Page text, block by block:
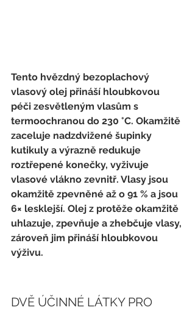
Tento hvězdný bezoplachový
vlasový olej přináší hloubkovou
péči zesvětleným vlasům s
termoochranou do 230 °C. Okamžitě
zaceluje nadzdvižené šupinky
kutikuly a výrazně redukuje
roztřepené konečky, vyživuje
vlasové vlákno zevnitř. Vlasy jsou
okamžitě zpevněné až o 91 % a jsou
6× lesklejší. Olej z protěže okamžitě
uhlazuje, zpevňuje a zhebčuje vlasy,
zároveň jim přináší hloubkovou
výživu.
DVĚ ÚČINNÉ LÁTKY PRO